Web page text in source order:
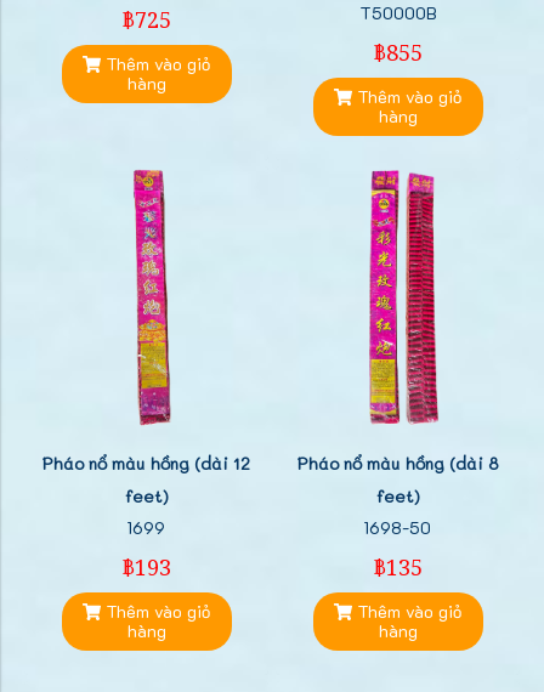
฿725
hàng
T50000B
฿855
hàng
Pháo nổ màu hồng (dài 12
feet)
1699
฿193
hàng
Pháo nổ màu hồng (dài 8
feet)
1698-50
฿135
hàng